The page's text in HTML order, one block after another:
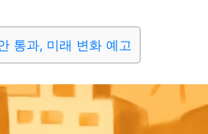
통과, 미래 변화 예고